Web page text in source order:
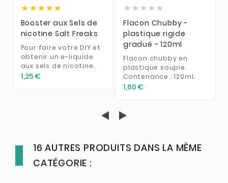
    
Booster aux Sels de
nicotine Salt Freaks
Pour faire votre DIY et
obtenir un e-liquide
aux sels de nicotine.
1,25 €
    
Flacon Chubby -
plastique rigide
gradué - 120ml
Flacon chubby en
plastique souple.
Contenance : 120ml.
1,60 €
16 AUTRES PRODUITS DANS LA MÊME
CATÉGORIE :